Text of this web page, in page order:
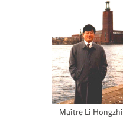
Maître Li Hongzhi